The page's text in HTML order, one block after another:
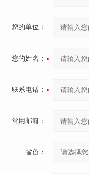
您的单位：
您的姓名：
联系电话：
常用邮箱：
省份：